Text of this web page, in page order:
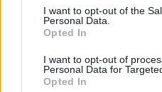
consent section.
I want to opt-out of the
Personal Data.
Opted In
I want to opt-out of
Personal Data for
Opted In